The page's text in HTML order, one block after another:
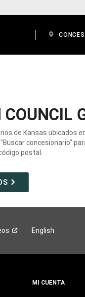
COUNCIL
de Kansas ubicados
concesionario"
postal.
English
MI CUENTA